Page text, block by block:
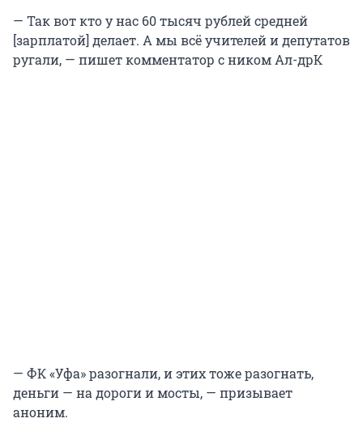
— Так вот кто у нас 60 тысяч рублей средней
[зарплатой] делает. А мы всë учителей и депутатов
ругали, — пишет комментатор с ником Ал-дрК
— ФК «Уфа» разогнали, и этих тоже разогнать,
деньги — на дороги и мосты, — призывает
аноним.